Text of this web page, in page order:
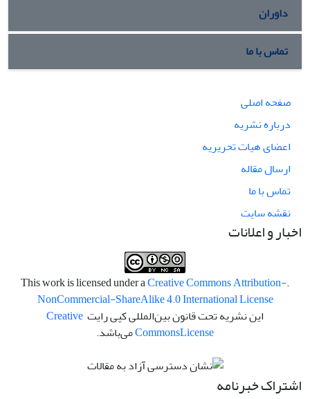
داوران
تماس با ما
صفحه اصلی
درباره نشریه
اعضای هیات تحریریه
ارسال مقاله
تماس با ما
نقشه سایت
اخبار و اعلانات
.This work is licensed under a
Creative Commons Attribution-
NonCommercial-ShareAlike 4.0 International License
این نشریه تحت قانون بین‌المللی کپی رایت Creative
CommonsLicense می‌باشد.
اشتراک خبرنامه